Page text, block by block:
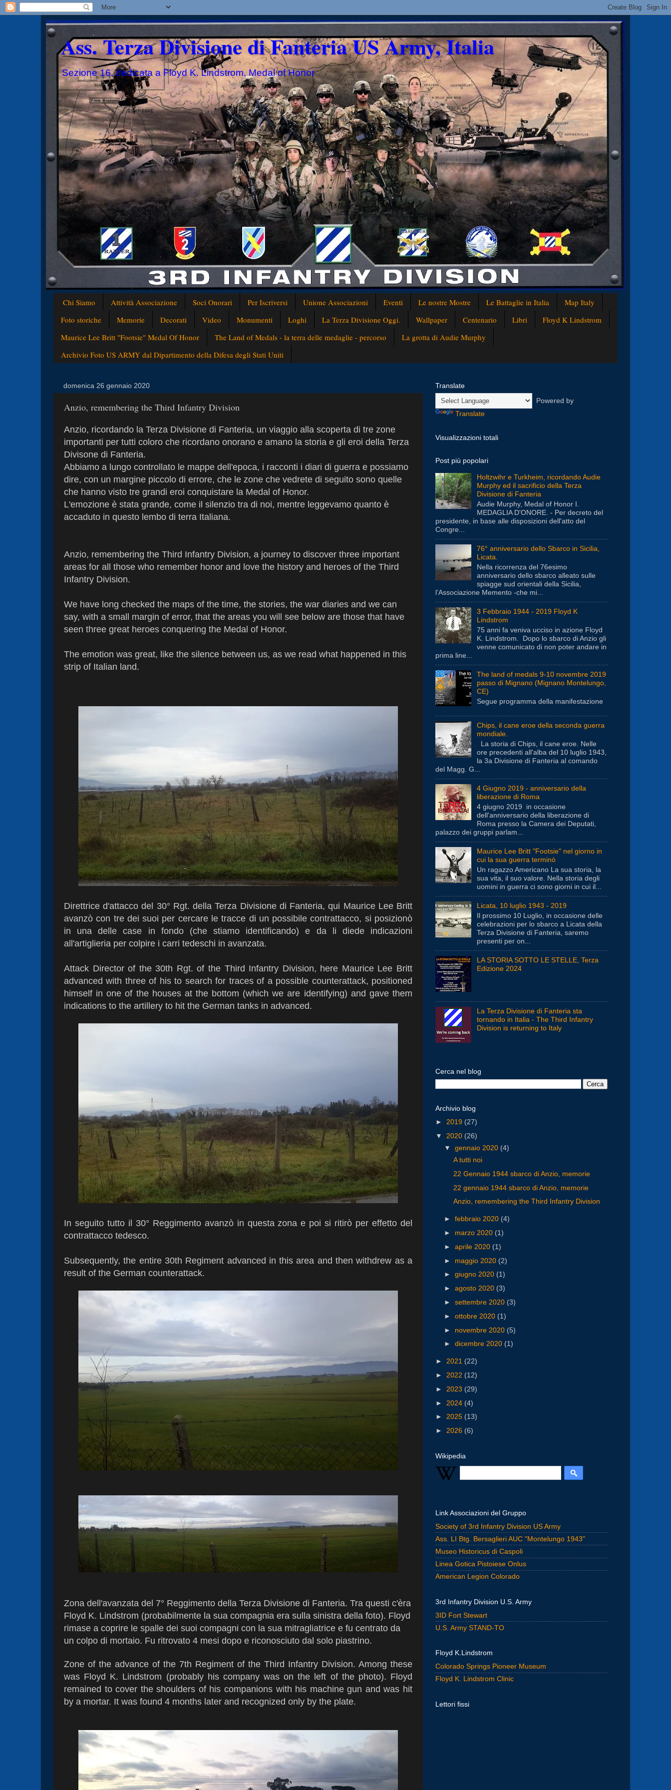
Ass. Terza Divisione di Fanteria US Army, Italia
Sezione 16, dedicata a Floyd K. Lindstrom, Medal of Honor
Chi Siamo Attività Associazione Soci Onorari Per Iscriversi Unione Associazioni Eventi Le nostre Mostre Le Battaglie in Italia
Map Italy
Foto storiche
Memorie Decorati Video Monumenti Loghi La Terza Divisione Oggi. Wallpaper Centenario Libri
Floyd K Lindstrom
Maurice Lee Britt "Footsie" Medal Of Honor
The Land of Medals - la terra delle medaglie - percorso
La grotta di Audie Murphy
Archivio Foto US ARMY dal Dipartimento della Difesa degli Stati Uniti
domenica 26 gennaio 2020
Anzio, remembering the Third Infantry Division
Anzio, ricordando la Terza Divisione di Fanteria, un viaggio alla scoperta di tre zone
importanti per tutti coloro che ricordano onorano e amano la storia e gli eroi della Terza
Divisone di Fanteria.
Abbiamo a lungo controllato le mappe dell'epoca, i racconti i diari di guerra e possiamo
dire, con un margine piccolo di errore, che le zone che vedrete di seguito sono quelle
che hanno visto tre grandi eroi conquistare la Medal of Honor.
L'emozione è stata grande, come il silenzio tra di noi, mentre leggevamo quanto è
accaduto in questo lembo di terra Italiana.
Anzio, remembering the Third Infantry Division, a journey to discover three important
areas for all those who remember honor and love the history and heroes of the Third
Infantry Division.
We have long checked the maps of the time, the stories, the war diaries and we can
say, with a small margin of error, that the areas you will see below are those that have
seen three great heroes conquering the Medal of Honor.
The emotion was great, like the silence between us, as we read what happened in this
strip of Italian land.
Direttrice d'attacco del 30° Rgt. della Terza Divisione di Fanteria, qui Maurice Lee Britt
avanzò con tre dei suoi per cercare le tracce di un possibile contrattacco, si posizionò
in una delle case in fondo (che stiamo identificando) e da li diede indicazioni
all'artiglieria per colpire i carri tedeschi in avanzata.
Attack Director of the 30th Rgt. of the Third Infantry Division, here Maurice Lee Britt
advanced with three of his to search for traces of a possible counterattack, positioned
himself in one of the houses at the bottom (which we are identifying) and gave them
indications to the artillery to hit the German tanks in advanced.
In seguito tutto il 30° Reggimento avanzò in questa zona e poi si ritirò per effetto del
contrattacco tedesco.
Subsequently, the entire 30th Regiment advanced in this area and then withdrew as a
result of the German counterattack.
Zona dell'avanzata del 7° Reggimento della Terza Divisione di Fanteria. Tra questi c'èra
Floyd K. Lindstrom (probabilmente la sua compagnia era sulla sinistra della foto). Floyd
rimase a coprire le spalle dei suoi compagni con la sua mitragliatrice e fu centrato da
un colpo di mortaio. Fu ritrovato 4 mesi dopo e riconosciuto dal solo piastrino.
Zone of the advance of the 7th Regiment of the Third Infantry Division. Among these
was Floyd K. Lindstrom (probably his company was on the left of the photo). Floyd
remained to cover the shoulders of his companions with his machine gun and was hit
by a mortar. It was found 4 months later and recognized only by the plate.
Translate
Powered by
Translate
Visualizzazioni totali
Post più popolari
Holtzwihr e Turkheim, ricordando Audie
Murphy ed il sacrificio della Terza
Divisione di Fanteria
Audie Murphy, Medal of Honor I.
MEDAGLIA D'ONORE. - Per decreto del
presidente, in base alle disposizioni dell'atto del
Congre...
76° anniversario dello Sbarco in Sicilia,
Licata.
Nella ricorrenza del 76esimo
anniversario dello sbarco alleato sulle
spiagge sud orientali della Sicilia,
l’Associazione Memento -che mi...
3 Febbraio 1944 - 2019 Floyd K
Lindstrom
75 anni fa veniva ucciso in azione Floyd
K. Lindstrom. Dopo lo sbarco di Anzio gli
venne comunicato di non poter andare in
prima line...
The land of medals 9-10 novembre 2019
passo di Mignano (Mignano Montelungo,
CE)
Segue programma della manifestazione
Chips, il cane eroe della seconda guerra
mondiale.
La storia di Chips, il cane eroe. Nelle
ore precedenti all'alba del 10 luglio 1943,
la 3a Divisione di Fanteria al comando
del Magg. G...
4 Giugno 2019 - anniversario della
liberazione di Roma
4 giugno 2019 in occasione
dell'anniversario della liberazione di
Roma presso la Camera dei Deputati,
palazzo dei gruppi parlam...
Maurice Lee Britt "Footsie" nel giorno in
cui la sua guerra terminò
Un ragazzo Americano La sua storia, la
sua vita, il suo valore. Nella storia degli
uomini in guerra ci sono giorni in cui il...
Licata, 10 luglio 1943 - 2019
Il prossimo 10 Luglio, in occasione delle
celebrazioni per lo sbarco a Licata della
Terza Divisione di Fanteria, saremo
presenti per on...
LA STORIA SOTTO LE STELLE, Terza
Edizione 2024
La Terza Divisione di Fanteria sta
tornando in Italia - The Third Infantry
Division is returning to Italy
Cerca nel blog
Archivio blog
► 2019 (27)
▼ 2020 (26)
▼gennaio 2020 (4)
A tutti noi
22 Gennaio 1944 sbarco di Anzio, memorie
22 gennaio 1944 sbarco di Anzio, memorie
Anzio, remembering the Third Infantry Division
►febbraio 2020 (4)
► marzo 2020 (1)
►aprile 2020 (1)
► maggio 2020 (2)
►giugno 2020 (1)
►agosto 2020 (3)
►settembre 2020 (3)
►ottobre 2020 (1)
► novembre 2020 (5)
►dicembre 2020 (1)
► 2021 (22)
► 2022 (12)
► 2023 (29)
► 2024 (4)
► 2025 (13)
► 2026 (6)
Wikipedia
Link Associazioni del Gruppo
Society of 3rd Infantry Division US Army
Ass. LI Btg. Bersaglieri AUC "Montelungo 1943"
Museo Historicus di Caspoli
Linea Gotica Pistoiese Onlus
American Legion Colorado
3rd Infantry Division U.S. Army
3ID Fort Stewart
U.S. Army STAND-TO
Floyd K.Lindstrom
Colorado Springs Pioneer Museum
Floyd K. Lindstrom Clinic
Lettori fissi